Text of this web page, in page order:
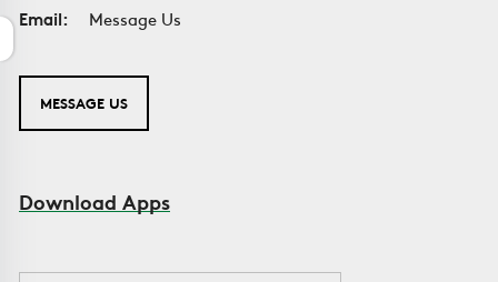
Email:
Message Us
MESSAGE US
Download Apps